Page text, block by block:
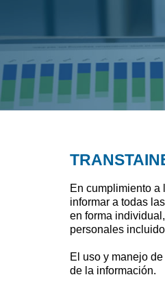
En cumplimiento a
informar a todas
en forma
personales
El uso y manejo
de la información.